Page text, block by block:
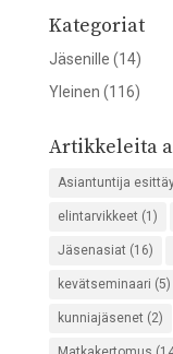
Kategoriat
Jäsenille (14)
Yleinen (116)
Artikkeleita
Asiantuntija
elintarvikkeet (1)
Jäsenasiat (16)
kevätseminaari (5)
kunniajäsenet (2)